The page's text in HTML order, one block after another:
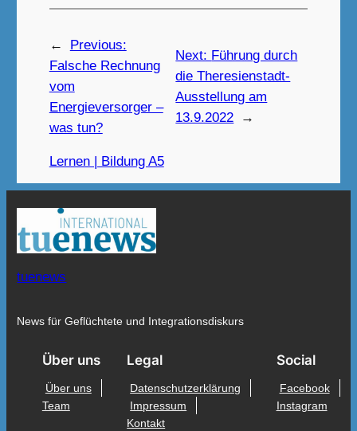
←
Previous:
Falsche Rechnung
vom
Energieversorger –
was tun?
Next: Führung durch
die Theresienstadt-
Ausstellung am
13.9.2022
→
Lernen | Bildung A5
tuenews
News für Geflüchtete und Integrationsdiskurs
Über uns
Über uns
Team
Legal
Datenschutzerklärung
Impressum
Kontakt
Social
Facebook
Instagram